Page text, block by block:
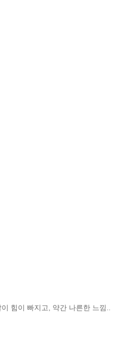
힘이 빠지고, 약간 나른한 느낌..